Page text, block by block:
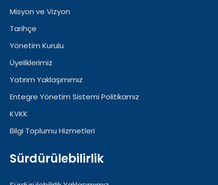
Misyon ve Vizyon
Tarihçe
Yönetim Kurulu
Üyeliklerimiz
Yatırım Yaklaşımımız
Entegre Yönetim Sistemi Politikamız
KVKK
Bilgi Toplumu Hizmetleri
Sürdürülebilirlik